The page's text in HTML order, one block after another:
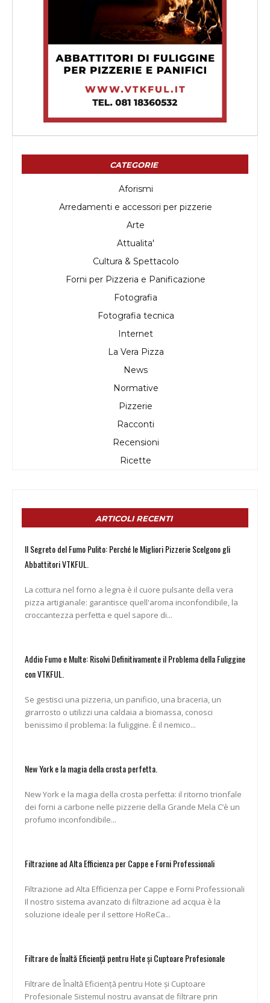
CATEGORIE
Aforismi
Arredamenti e accessori per pizzerie
Arte
Attualita'
Cultura & Spettacolo
Forni per Pizzeria e Panificazione
Fotografia
Fotografia tecnica
Internet
La Vera Pizza
News
Normative
Pizzerie
Racconti
Recensioni
Ricette
ARTICOLI RECENTI
Il Segreto del Fumo Pulito: Perché le Migliori Pizzerie Scelgono gli
Abbattitori VTKFUL.
La cottura nel forno a legna è il cuore pulsante della vera
pizza artigianale: garantisce quell'aroma inconfondibile, la
croccantezza perfetta e quel sapore di...
Addio Fumo e Multe: Risolvi Definitivamente il Problema della Fuliggine
con VTKFUL.
Se gestisci una pizzeria, un panificio, una braceria, un
girarrosto o utilizzi una caldaia a biomassa, conosci
benissimo il problema: la fuliggine. È il nemico...
New York e la magia della crosta perfetta.
New York e la magia della crosta perfetta: il ritorno trionfale
dei forni a carbone nelle pizzerie della Grande Mela C’è un
profumo inconfondibile...
Filtrazione ad Alta Efficienza per Cappe e Forni Professionali
Filtrazione ad Alta Efficienza per Cappe e Forni Professionali
Il nostro sistema avanzato di filtrazione ad acqua è la
soluzione ideale per il settore HoReCa...
Filtrare de Înaltă Eficiență pentru Hote și Cuptoare Profesionale
Filtrare de Înaltă Eficiență pentru Hote și Cuptoare
Profesionale Sistemul nostru avansat de filtrare prin